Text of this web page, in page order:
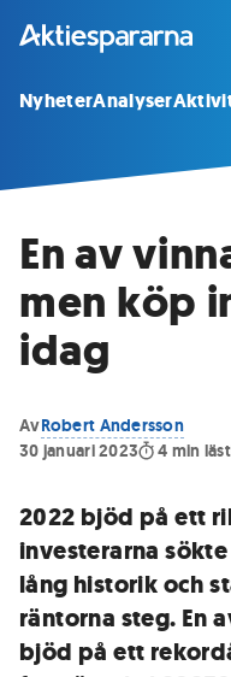
NyheterAnalyser
En av
men köp
idag
AvRobert Andersson
30 januari 2023
4 min
2022 bjöd på ett
investerarna
lång historik och
räntorna steg. En
bjöd på ett